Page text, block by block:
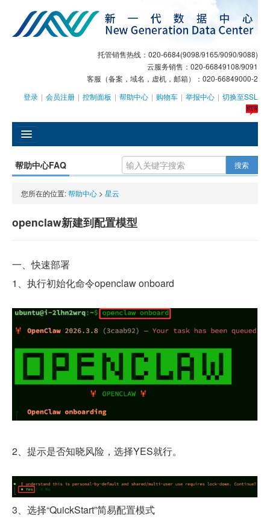
托管销售热线：020-6684(9098/9165/9090/9088)
云服务销售：020-66849108/9091
客服（备案，域名，虚机，邮箱）：020-66849000-2
登录 | 会员注册 | 控制面板 | 帮助中心 | 购物车 | 举报中心 | 切换至SSL
GEO
大模型服务
域名注册
企业邮箱
SSL证书
云主机
企业文化
帮助中心FAQ 搜索
您所在的位置:帮助中心 > 星云
openclaw新建到配置模型
一、快速部署
1 、执行初始化命令openclaw onboard
2、 提示是否知晓风险，选择YES就行。
3、 选择“QuickStart”简易配置模式